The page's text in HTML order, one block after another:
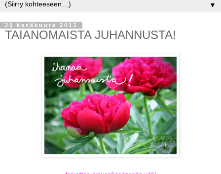
▼
20 kesäkuuta 2013
TAIANOMAISTA JUHANNUSTA!